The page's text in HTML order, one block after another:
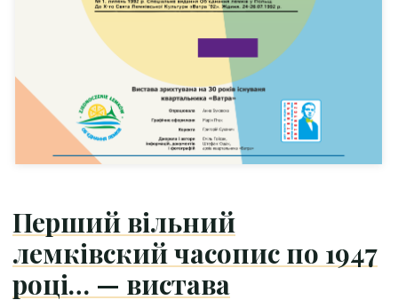
Перший вільний
лемківский часопис по 1947
році… — вистава